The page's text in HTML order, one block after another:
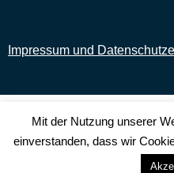
Impressum und
Mit der Nutzung unserer
einverstanden, dass wir